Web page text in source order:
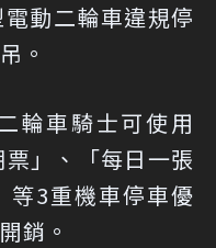
動二輪車違規停
。
輪車騎士可使用
票」、「每日一張
等3重機車停車優
銷。